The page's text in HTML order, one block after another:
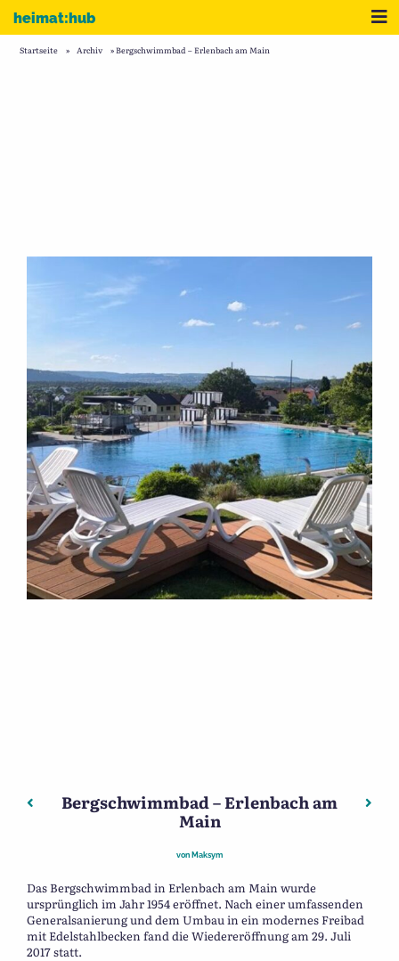
Zum Inhalt
heimat:hub
Startseite » Archiv »Bergschwimmbad – Erlenbach am Main
Beitragsnavigation
Vorheriger: Walter Berliner (Stolpersteine in Wörth am
Bergschwimmbad – Erlenbach am
Main
von Maksym
Das Bergschwimmbad in Erlenbach am Main wurde
ursprünglich im Jahr 1954 eröffnet. Nach einer umfassenden
Generalsanierung und dem Umbau in ein modernes Freibad
mit Edelstahlbecken fand die Wiedereröffnung am 29. Juli
2017 statt.